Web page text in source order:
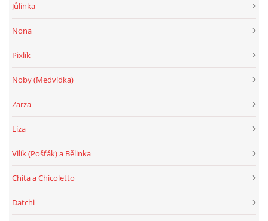
Jůlinka
Nona
Pixlík
Noby (Medvídka)
Zarza
Líza
Vilík (Pošťák) a Bělinka
Chita a Chicoletto
Datchi